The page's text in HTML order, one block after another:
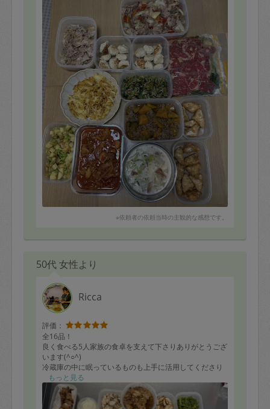
美味しかったです！次回も宜しくお願い致します☺️
※依頼者の依頼当時の主観的な感想です。
50代 女性より
Ricca
評価：
全16品！
良く食べる5人家族の食卓を支えて下さりありがとうござ
います(^○^)
冷蔵庫の中に眠っているものも上手に活用してくださり
嬉しいです。どれも美味しかったですー
もっと見る